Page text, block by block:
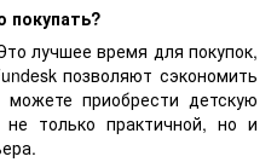
покупать?
лучшее время для покупок,
позволяют сэкономить
приобрести детскую
только практичной, но и